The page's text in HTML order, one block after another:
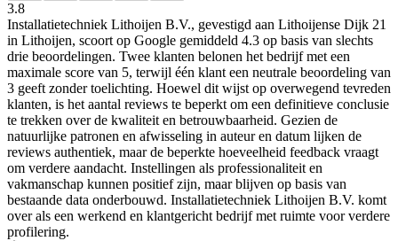
3.8
Installatietechniek Lithoijen B.V., gevestigd aan Lithoijense Dijk 21
in Lithoijen, scoort op Google gemiddeld 4.3 op basis van slechts
drie beoordelingen. Twee klanten belonen het bedrijf met een
maximale score van 5, terwijl één klant een neutrale beoordeling van
3 geeft zonder toelichting. Hoewel dit wijst op overwegend tevreden
klanten, is het aantal reviews te beperkt om een definitieve conclusie
te trekken over de kwaliteit en betrouwbaarheid. Gezien de
natuurlijke patronen en afwisseling in auteur en datum lijken de
reviews authentiek, maar de beperkte hoeveelheid feedback vraagt
om verdere aandacht. Instellingen als professionaliteit en
vakmanschap kunnen positief zijn, maar blijven op basis van
bestaande data onderbouwd. Installatietechniek Lithoijen B.V. komt
over als een werkend en klantgericht bedrijf met ruimte voor verdere
profilering.